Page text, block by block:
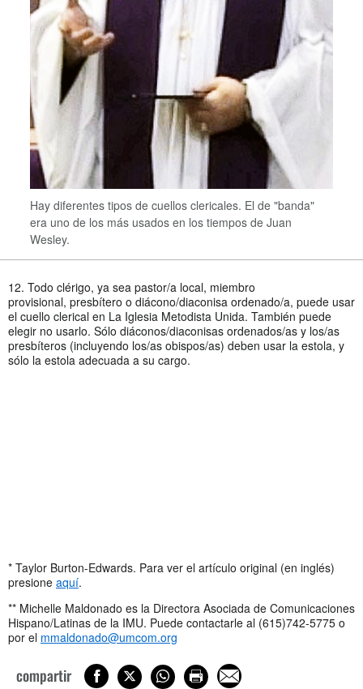
Hay diferentes tipos de cuellos clericales. El de "banda"
era uno de los más usados en los tiempos de Juan
Wesley.
12. Todo clérigo, ya sea pastor/a local, miembro
provisional, presbítero o diácono/diaconisa ordenado/a, puede usar
el cuello clerical en La Iglesia Metodista Unida. También puede
elegir no usarlo. Sólo diáconos/diaconisas ordenados/as y los/as
presbíteros (incluyendo los/as obispos/as) deben usar la estola, y
sólo la estola adecuada a su cargo.
* Taylor Burton-Edwards. Para ver el artículo original (en inglés)
presione aquí.
** Michelle Maldonado es la Directora Asociada de Comunicaciones
Hispano/Latinas de la IMU. Puede contactarle al (615)742-5775 o
por el mmaldonado@umcom.org
compartir